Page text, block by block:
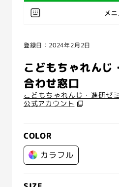
登録日：2024年2月2日
こどもちゃれんじ
合わせ窓口
こどもちゃれんじ・進研ゼ
公式アカウント
COLOR
カラフル